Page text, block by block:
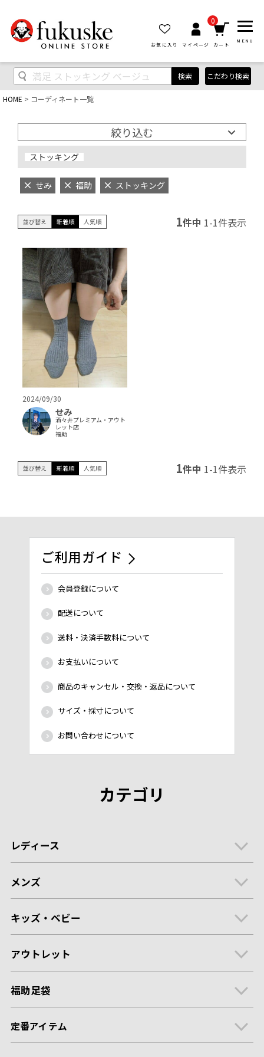
お気に入り マイページ
0
カート
MENU
検索 こだわり検索
HOME コーディネート一覧
絞り込む
ストッキング
せみ 福助 ストッキング
並び替え 新着順 人気順 1件中 1-1件表示
2024/09/30
せみ
酒々井プレミアム・アウト
レット店
福助
並び替え 新着順 人気順 1件中 1-1件表示
ご利用ガイド
会員登録について
配送について
送料・決済手数料について
お支払いについて
商品のキャンセル・交換・返品について
サイズ・採寸について
お問い合わせについて
カテゴリ
レディース
メンズ
キッズ・ベビー
アウトレット
福助足袋
定番アイテム